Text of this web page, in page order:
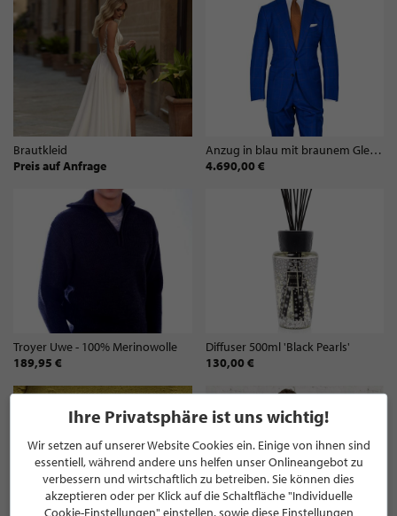
Brautkleid
Preis auf Anfrage
Anzug in blau mit braunem Glencheck-Muster
4.690,00 €
Troyer Uwe - 100% Merinowolle
189,95 €
Diffuser 500ml 'Black Pearls'
130,00 €
Ihre Privatsphäre ist uns wichtig!
Wir setzen auf unserer Website Cookies ein. Einige von ihnen sind
essentiell, während andere uns helfen unser Onlineangebot zu
verbessern und wirtschaftlich zu betreiben. Sie können dies
akzeptieren oder per Klick auf die Schaltfläche "Individuelle
Cookie-Einstellungen" einstellen, sowie diese Einstellungen